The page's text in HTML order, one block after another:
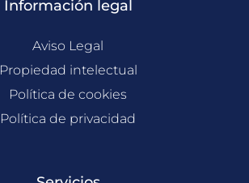
e
o
o
k
t
u
b
e
t
g
a
Información legal
Aviso Legal
Propiedad intelectual
Política de cookies
Política de privacidad